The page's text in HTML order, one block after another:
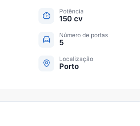
Potência
150 cv
Número de portas
5
Localização
Porto